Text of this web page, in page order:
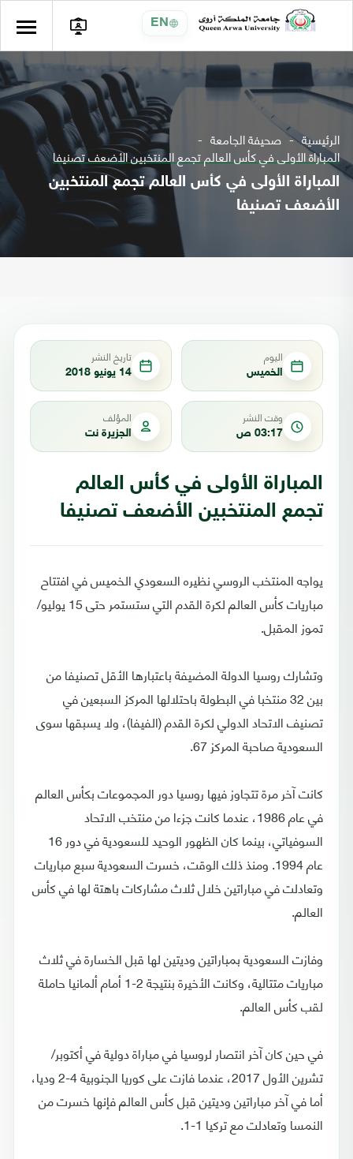
EN
الرئيسية صحيفة الجامعة
المباراة الأولى في كأس العالم تجمع المنتخبين الأضعف تصنيفا
المباراة الأولى في كأس العالم تجمع المنتخبين
الأضعف تصنيفا
اليوم
الخميس
تاريخ النشر
14 يونيو 2018
وقت النشر
03:17 ص
المؤلف
الجزيرة نت
المباراة الأولى في كأس العالم
تجمع المنتخبين الأضعف تصنيفا
يواجه المنتخب الروسي نظيره السعودي الخميس في افتتاح
مباريات كأس العالم لكرة القدم التي ستستمر حتى 15 يوليو/
تموز المقبل.
وتشارك روسيا الدولة المضيفة باعتبارها الأقل تصنيفا من
بين 32 منتخبا في البطولة باحتلالها المركز السبعين في
تصنيف الاتحاد الدولي لكرة القدم (الفيفا)، ولا يسبقها سوى
السعودية صاحبة المركز 67.
كانت آخر مرة تتجاوز فيها روسيا دور المجموعات بكأس العالم
في عام 1986، عندما كانت جزءا من منتخب الاتحاد
السوفياتي، بينما كان الظهور الوحيد للسعودية في دور 16
عام 1994. ومنذ ذلك الوقت، خسرت السعودية سبع مباريات
وتعادلت في مباراتين خلال ثلاث مشاركات باهتة لها في كأس
العالم.
وفازت السعودية بمباراتين وديتين لها قبل الخسارة في ثلاث
مباريات متتالية، وكانت الأخيرة بنتيجة 2-1 أمام ألمانيا حاملة
لقب كأس العالم.
في حين كان آخر انتصار لروسيا في مباراة دولية في أكتوبر/
تشرين الأول 2017، عندما فازت على كوريا الجنوبية 4-2 وديا،
أما في آخر مباراتين وديتين قبل كأس العالم فإنها خسرت من
النمسا وتعادلت مع تركيا 1-1.